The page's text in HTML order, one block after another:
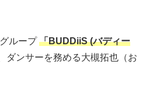
ループ 「BUDDiiS (バディー
ダンサーを務める大槻拓也（お